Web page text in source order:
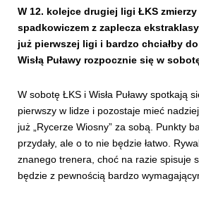
Kibice
SKLEP KUP
W 12. kolejce drugiej ligi ŁKS zmierzy
spadkowiczem z zaplecza
już pierwszej ligi i bardzo chciałby
Wisłą Puławy rozpocznie się w
W sobotę ŁKS i Wisła Puławy spotkają
pierwszy w lidze i pozostaje mieć
już „Rycerze Wiosny” za sobą. Punkty
przydały, ale o to nie będzie łatwo.
znanego trenera, choć na razie spisuje
będzie z pewnością bardzo